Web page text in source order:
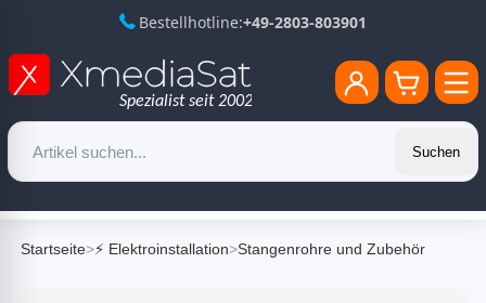
Bestellhotline:+49-2803-803901
Suchen
Startseite>⚡ Elektroinstallation>Stangenrohre und Zubehör